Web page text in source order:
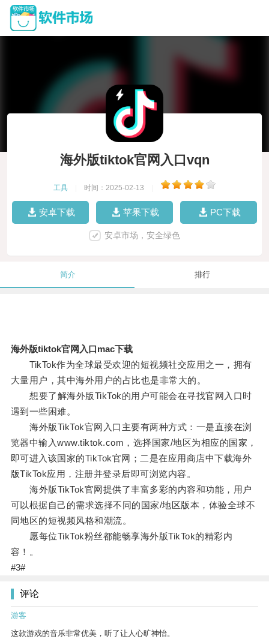
海外版tiktok官网入口vqn
工具 时间：2025-02-13
安卓下载 苹果下载 PC下载
安卓市场，安全绿色
简介 排行
海外版tiktok官网入口mac下载
TikTok作为全球最受欢迎的短视频社交应用之一，拥有
大量用户，其中海外用户的占比也是非常大的。
想要了解海外版TikTok的用户可能会在寻找官网入口时
遇到一些困难。
海外版TikTok官网入口主要有两种方式：一是直接在浏
览器中输入www.tiktok.com，选择国家/地区为相应的国家，
即可进入该国家的TikTok官网；二是在应用商店中下载海外
版TikTok应用，注册并登录后即可浏览内容。
海外版TikTok官网提供了丰富多彩的内容和功能，用户
可以根据自己的需求选择不同的国家/地区版本，体验全球不
同地区的短视频风格和潮流。
愿每位TikTok粉丝都能畅享海外版TikTok的精彩内
容！。
#3#
评论
游客
这款游戏的音乐非常优美，听了让人心旷神怡。